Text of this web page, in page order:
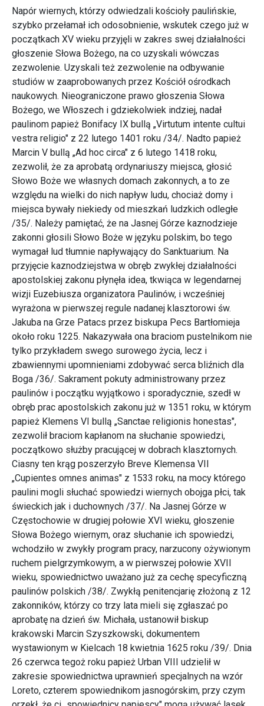
Napór wiernych, którzy odwiedzali kościoły paulińskie,
szybko przełamał ich odosobnienie, wskutek czego już w
początkach XV wieku przyjęli w zakres swej działalności
głoszenie Słowa Bożego, na co uzyskali wówczas
zezwolenie. Uzyskali też zezwolenie na odbywanie
studiów w zaaprobowanych przez Kościół ośrodkach
naukowych. Nieograniczone prawo głoszenia Słowa
Bożego, we Włoszech i gdziekolwiek indziej, nadał
paulinom papież Bonifacy IX bullą „Virtutum intente cultui
vestra religio" z 22 lutego 1401 roku /34/. Nadto papież
Marcin V bullą „Ad hoc circa" z 6 lutego 1418 roku,
zezwolił, że za aprobatą ordynariuszy miejsca, głosić
Słowo Boże we własnych domach zakonnych, a to ze
względu na wielki do nich napływ ludu, chociaż domy i
miejsca bywały niekiedy od mieszkań ludzkich odległe
/35/. Należy pamiętać, że na Jasnej Górze kaznodzieje
zakonni głosili Słowo Boże w języku polskim, bo tego
wymagał lud tłumnie napływający do Sanktuarium. Na
przyjęcie kaznodziejstwa w obręb zwykłej działalności
apostolskiej zakonu płynęła idea, tkwiąca w legendarnej
wizji Euzebiusza organizatora Paulinów, i wcześniej
wyrażona w pierwszej regule nadanej klasztorowi św.
Jakuba na Grze Patacs przez biskupa Pecs Bartłomieja
około roku 1225. Nakazywała ona braciom pustelnikom nie
tylko przykładem swego surowego życia, lecz i
zbawiennymi upomnieniami zdobywać serca bliźnich dla
Boga /36/. Sakrament pokuty administrowany przez
paulinów i początku wyjątkowo i sporadycznie, szedł w
obręb prac apostolskich zakonu już w 1351 roku, w którym
papież Klemens VI bullą „Sanctae religionis honestas",
zezwolił braciom kapłanom na słuchanie spowiedzi,
początkowo służby pracującej w dobrach klasztornych.
Ciasny ten krąg poszerzyło Breve Klemensa VII
„Cupientes omnes animas" z 1533 roku, na mocy którego
paulini mogli słuchać spowiedzi wiernych obojga płci, tak
świeckich jak i duchownych /37/. Na Jasnej Górze w
Częstochowie w drugiej połowie XVI wieku, głoszenie
Słowa Bożego wiernym, oraz słuchanie ich spowiedzi,
wchodziło w zwykły program pracy, narzucony ożywionym
ruchem pielgrzymkowym, a w pierwszej połowie XVII
wieku, spowiednictwo uważano już za cechę specyficzną
paulinów polskich /38/. Zwykłą penitencjarię złożoną z 12
zakonników, którzy co trzy lata mieli się zgłaszać po
aprobatę na dzień św. Michała, ustanowił biskup
krakowski Marcin Szyszkowski, dokumentem
wystawionym w Kielcach 18 kwietnia 1625 roku /39/. Dnia
26 czerwca tegoż roku papież Urban VIII udzielił w
zakresie spowiednictwa uprawnień specjalnych na wzór
Loreto, czterem spowiednikom jasnogórskim, przy czym